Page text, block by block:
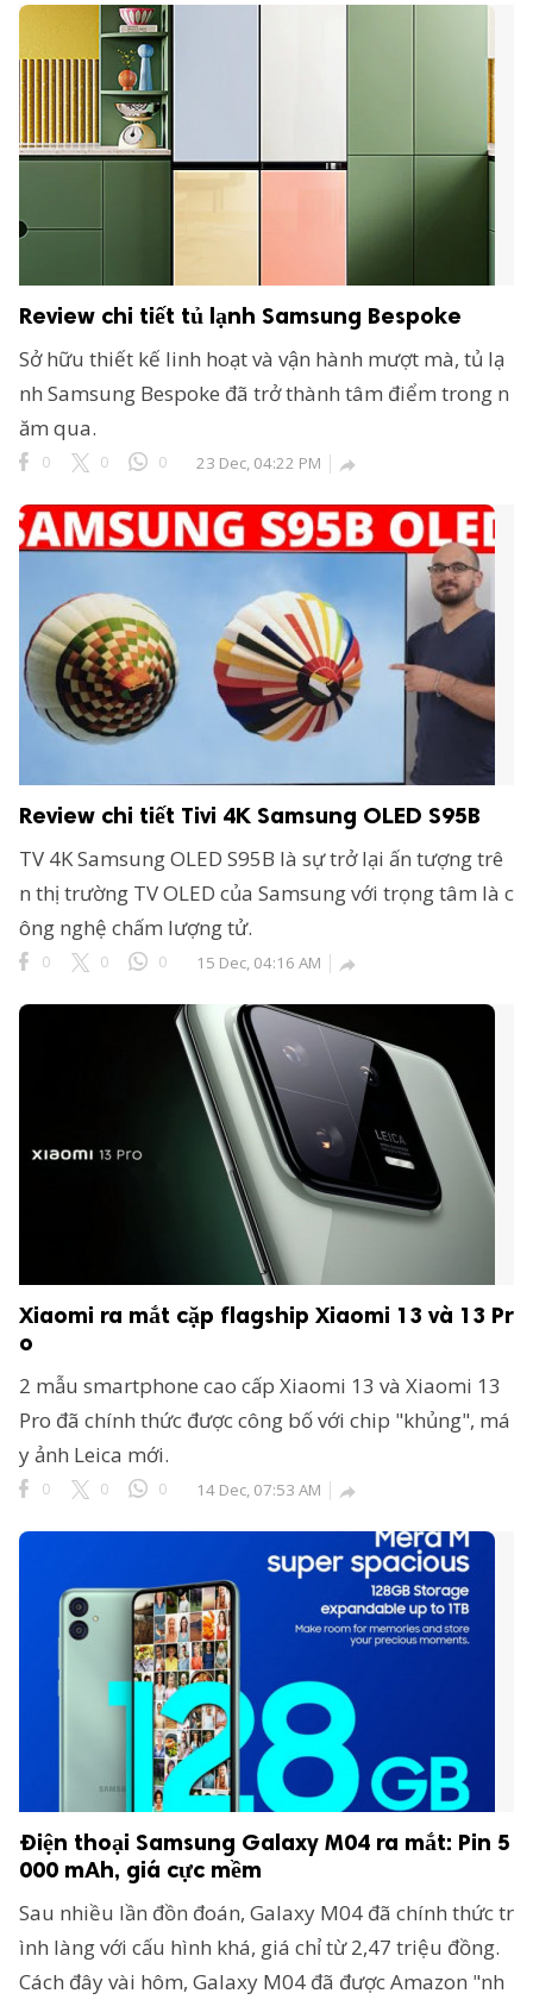
Review chi tiết tủ lạnh Samsung Bespoke
Sở hữu thiết kế linh hoạt và vận hành mượt mà, tủ lạ
nh Samsung Bespoke đã trở thành tâm điểm trong n
ăm qua.
0 0 0 23 Dec, 04:22 PM 
Review chi tiết Tivi 4K Samsung OLED S95B
TV 4K Samsung OLED S95B là sự trở lại ấn tượng trê
n thị trường TV OLED của Samsung với trọng tâm là c
ông nghệ chấm lượng tử.
0 0 0 15 Dec, 04:16 AM 
Xiaomi ra mắt cặp flagship Xiaomi 13 và 13 Pr
o
2 mẫu smartphone cao cấp Xiaomi 13 và Xiaomi 13
Pro đã chính thức được công bố với chip "khủng", má
y ảnh Leica mới.
0 0 0 14 Dec, 07:53 AM 
Điện thoại Samsung Galaxy M04 ra mắt: Pin 5
000 mAh, giá cực mềm
Sau nhiều lần đồn đoán, Galaxy M04 đã chính thức tr
ình làng với cấu hình khá, giá chỉ từ 2,47 triệu đồng.
Cách đây vài hôm, Galaxy M04 đã được Amazon "nh